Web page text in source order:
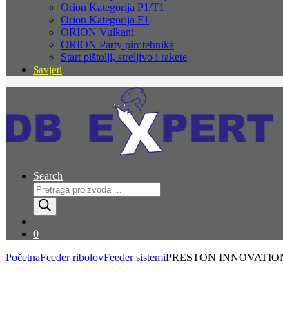
Orion Kategorija P1/T1
Orion Kategorija F1
ORION Vulkani
ORION Party pirotehnika
Start pištolji, streljivo i rakete
Savjeti
Search
Products
search
0
PočetnaFeeder ribolovFeeder sistemiPRESTON